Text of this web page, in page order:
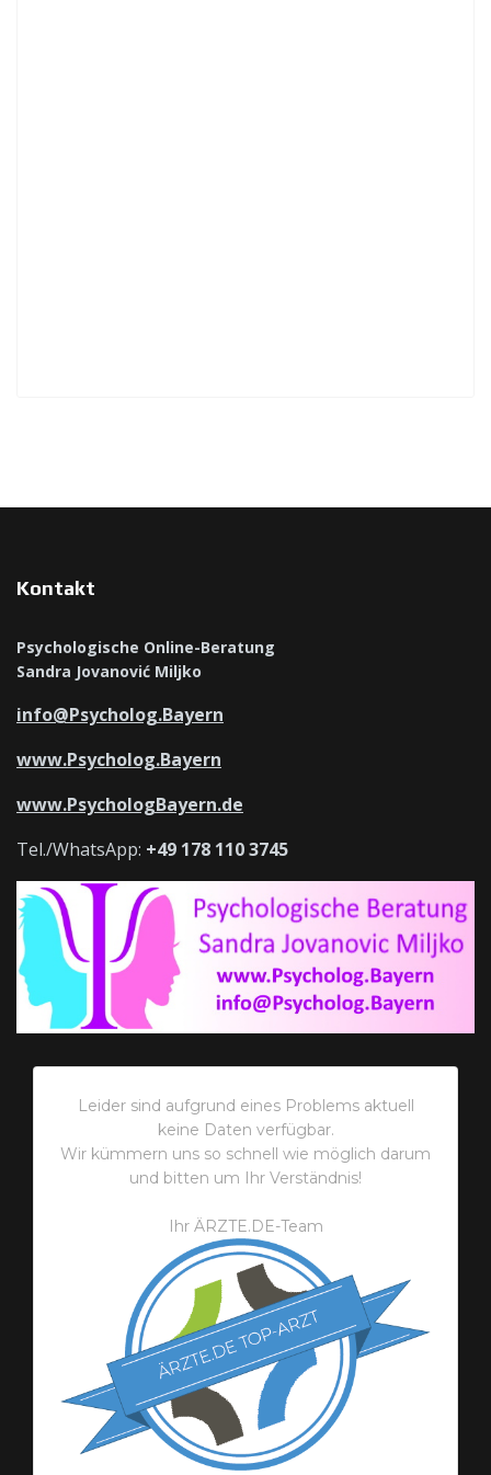
Kontakt
Psychologische Online-Beratung
Sandra Jovanović Miljko
info@Psycholog.Bayern
www.Psycholog.Bayern
www.PsychologBayern.de
Tel./WhatsApp: +49 178 110 3745
Leider sind aufgrund eines Problems aktuell
keine Daten verfügbar.
Wir kümmern uns so schnell wie möglich darum
und bitten um Ihr Verständnis!
Ihr ÄRZTE.DE-Team